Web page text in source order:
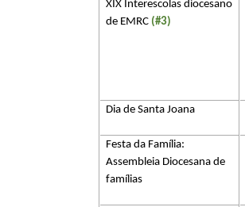
XIX Interescolas diocesano
de EMRC (#3)
Dia de Santa Joana
Festa da Família:
Assembleia Diocesana de
famílias